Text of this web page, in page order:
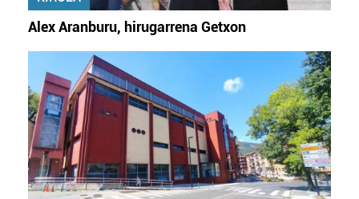
Alex Aranburu, hirugarrena Getxon